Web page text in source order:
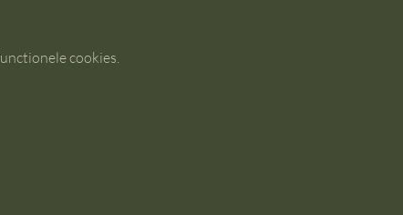
cookies.